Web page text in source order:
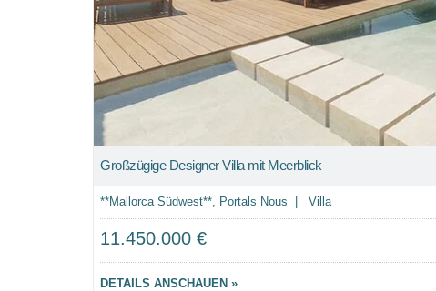
Großzügige Designer Villa mit Meerblick
**Mallorca Südwest**, Portals Nous | Villa
11.450.000 €
DETAILS ANSCHAUEN »